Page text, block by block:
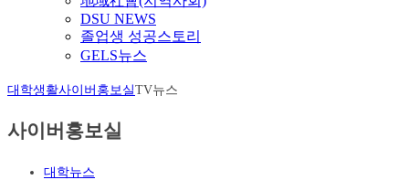
DSU NEWS
졸업생 성공스토리
GELS뉴스
대학생활사이버홍보실TV뉴스
사이버홍보실
대학뉴스